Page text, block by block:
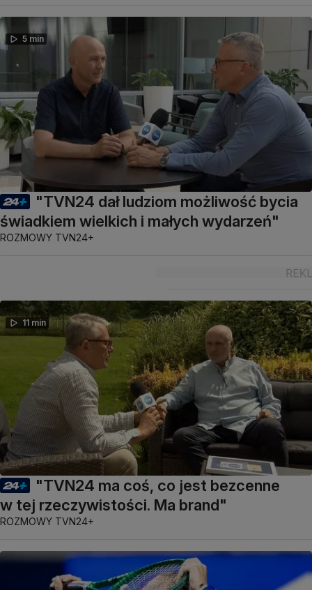
5 min
"TVN24 dał ludziom możliwość bycia
świadkiem wielkich i małych wydarzeń"
ROZMOWY TVN24+
11 min
"TVN24 ma coś, co jest bezcenne
w tej rzeczywistości. Ma brand"
ROZMOWY TVN24+